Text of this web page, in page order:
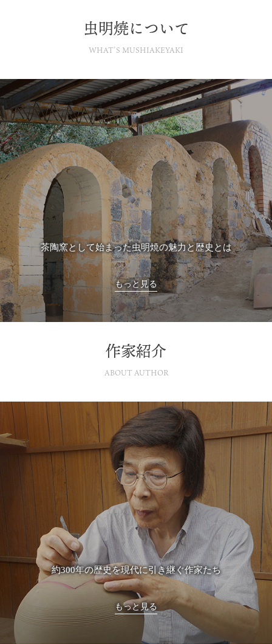
虫明焼について
WHAT’S MUSHIAKEYAKI
茶陶窯として始まった虫明焼の魅力と歴史とは
もっと見る
作家紹介
ABOUT AUTHOR
約300年の歴史を現代に引き継ぐ作家たち
もっと見る